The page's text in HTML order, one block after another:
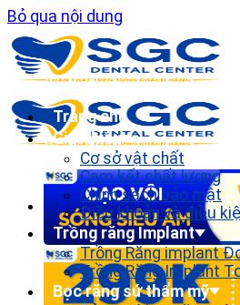
Bỏ qua nội dung
Trang chủ
Giới thiệu
Cơ sở vật chất
Cam kết chất lượng
Chính sách bảo mật
Điều khoản và điều
Trồng răng Implant
Trồng Răng implant
Trồng Răng Implant
Bọc răng sứ thẩm mỹ